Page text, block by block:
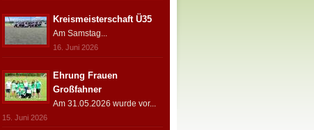
Kreismeisterschaft Ü35
Am Samstag...
16. Juni 2026
Ehrung Frauen
Großfahner
Am 31.05.2026 wurde vor...
15. Juni 2026